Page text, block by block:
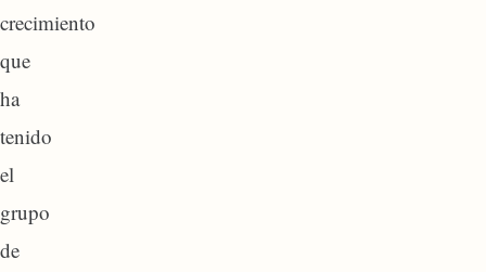
crecimiento
que
ha
tenido
el
grupo
de